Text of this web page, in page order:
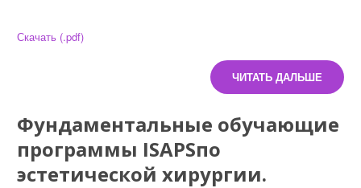
Скачать (.pdf)
ЧИТАТЬ ДАЛЬШЕ
Фундаментальные обучающие
программы ISAPSпо
эстетической хирургии.